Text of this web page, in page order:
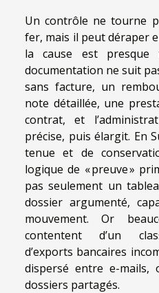
Un contrôle ne tourne
fer, mais il peut déraper
la cause est presque
documentation ne suit
sans facture, un
note détaillée, une
contrat, et
précise, puis élargit. En
tenue et de
logique de « preuve »
pas seulement un
dossier argumenté,
mouvement. Or
contentent d’un
d’exports bancaires
dispersé entre e-
dossiers partagés.